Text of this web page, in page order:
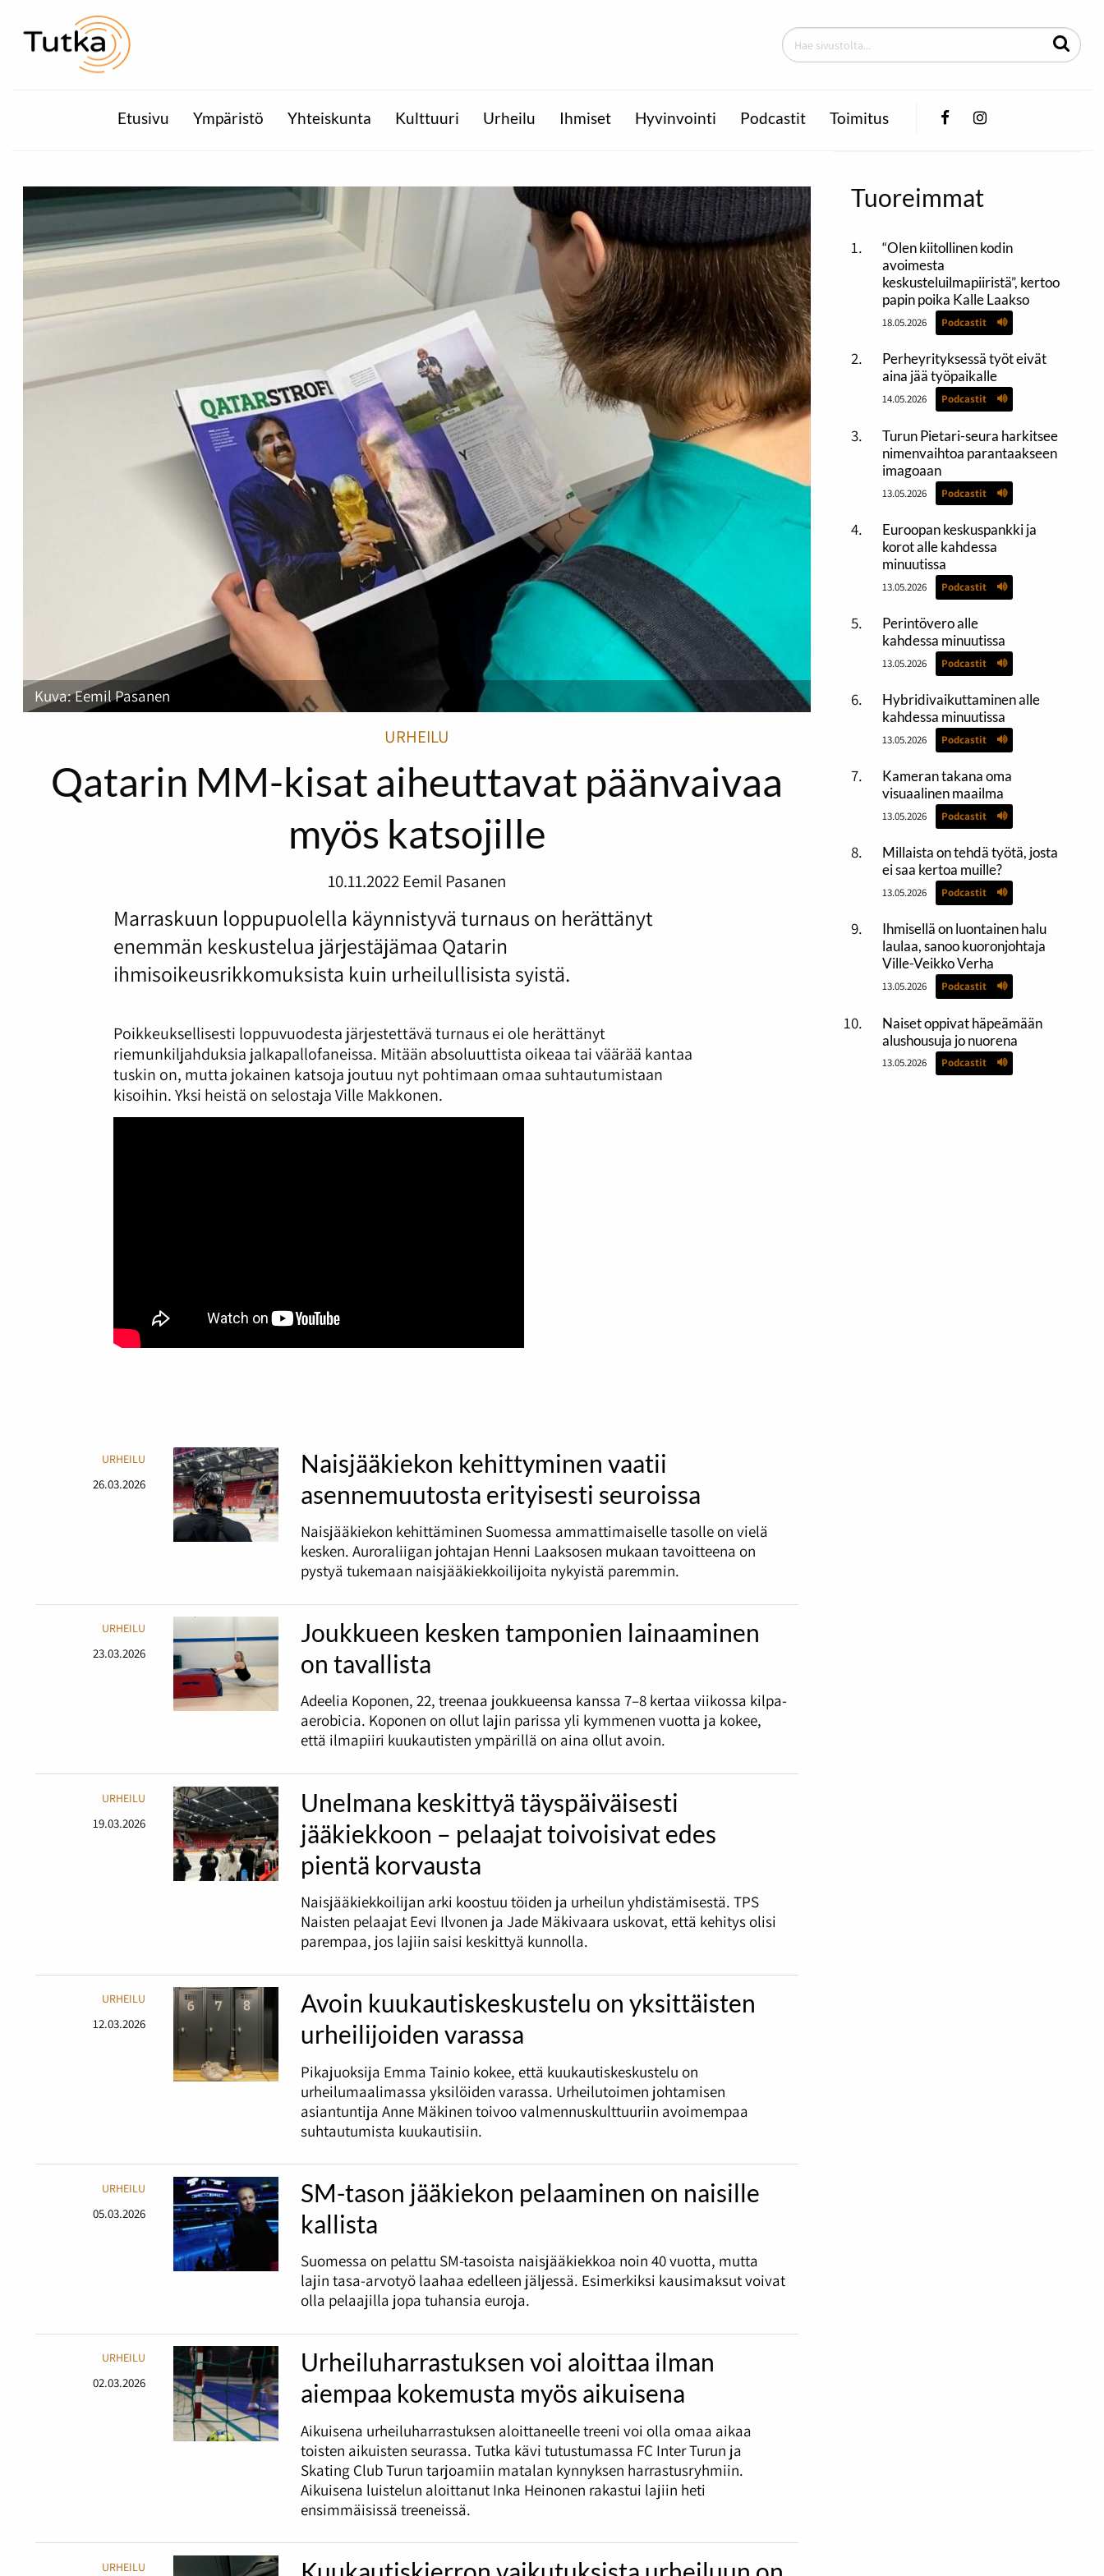
Etusivu Ympäristö Yhteiskunta Kulttuuri Urheilu Ihmiset Hyvinvointi Podcastit Toimitus FacebookInstagram
Kuva: Eemil Pasanen
URHEILU
Qatarin MM-kisat aiheuttavat päänvaivaa
myös katsojille
10.11.2022 Eemil Pasanen
Marraskuun loppupuolella käynnistyvä turnaus on herättänyt
enemmän keskustelua järjestäjämaa Qatarin
ihmisoikeusrikkomuksista kuin urheilullisista syistä.
Poikkeuksellisesti loppuvuodesta järjestettävä turnaus ei ole herättänyt
riemunkiljahduksia jalkapallofaneissa. Mitään absoluuttista oikeaa tai väärää kantaa
tuskin on, mutta jokainen katsoja joutuu nyt pohtimaan omaa suhtautumistaan
kisoihin. Yksi heistä on selostaja Ville Makkonen.
URHEILU
26.03.2026
Naisjääkiekon kehittyminen vaatii
asennemuutosta erityisesti seuroissa
Naisjääkiekon kehittäminen Suomessa ammattimaiselle tasolle on vielä
kesken. Auroraliigan johtajan Henni Laaksosen mukaan tavoitteena on
pystyä tukemaan naisjääkiekkoilijoita nykyistä paremmin.
URHEILU
23.03.2026
Joukkueen kesken tamponien lainaaminen
on tavallista
Adeelia Koponen, 22, treenaa joukkueensa kanssa 7–8 kertaa viikossa kilpa-
aerobicia. Koponen on ollut lajin parissa yli kymmenen vuotta ja kokee,
että ilmapiiri kuukautisten ympärillä on aina ollut avoin.
URHEILU
19.03.2026
Unelmana keskittyä täyspäiväisesti
jääkiekkoon – pelaajat toivoisivat edes
pientä korvausta
Naisjääkiekkoilijan arki koostuu töiden ja urheilun yhdistämisestä. TPS
Naisten pelaajat Eevi Ilvonen ja Jade Mäkivaara uskovat, että kehitys olisi
parempaa, jos lajiin saisi keskittyä kunnolla.
URHEILU
12.03.2026
Avoin kuukautiskeskustelu on yksittäisten
urheilijoiden varassa
Pikajuoksija Emma Tainio kokee, että kuukautiskeskustelu on
urheilumaalimassa yksilöiden varassa. Urheilutoimen johtamisen
asiantuntija Anne Mäkinen toivoo valmennuskulttuuriin avoimempaa
suhtautumista kuukautisiin.
URHEILU
05.03.2026
SM-tason jääkiekon pelaaminen on naisille
kallista
Suomessa on pelattu SM-tasoista naisjääkiekkoa noin 40 vuotta, mutta
lajin tasa-arvotyö laahaa edelleen jäljessä. Esimerkiksi kausimaksut voivat
olla pelaajilla jopa tuhansia euroja.
URHEILU
02.03.2026
Urheiluharrastuksen voi aloittaa ilman
aiempaa kokemusta myös aikuisena
Aikuisena urheiluharrastuksen aloittaneelle treeni voi olla omaa aikaa
toisten aikuisten seurassa. Tutka kävi tutustumassa FC Inter Turun ja
Skating Club Turun tarjoamiin matalan kynnyksen harrastusryhmiin.
Aikuisena luistelun aloittanut Inka Heinonen rakastui lajiin heti
ensimmäisissä treeneissä.
URHEILU
Tuoreimmat
“Olen kiitollinen kodin
avoimesta
keskusteluilmapiiristä”, kertoo
papin poika Kalle Laakso
18.05.2026 Podcastit
Perheyrityksessä työt eivät
aina jää työpaikalle
14.05.2026 Podcastit
Turun Pietari-seura harkitsee
nimenvaihtoa parantaakseen
imagoaan
13.05.2026 Podcastit
Euroopan keskuspankki ja
korot alle kahdessa
minuutissa
13.05.2026 Podcastit
Perintövero alle
kahdessa minuutissa
13.05.2026 Podcastit
Hybridivaikuttaminen alle
kahdessa minuutissa
13.05.2026 Podcastit
Kameran takana oma
visuaalinen maailma
13.05.2026 Podcastit
Millaista on tehdä työtä, josta
ei saa kertoa muille?
13.05.2026 Podcastit
Ihmisellä on luontainen halu
laulaa, sanoo kuoronjohtaja
Ville-Veikko Verha
13.05.2026 Podcastit
Naiset oppivat häpeämään
alushousuja jo nuorena
13.05.2026 Podcastit